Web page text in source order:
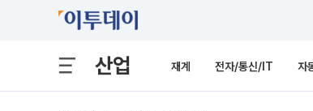
산업 재계 전자/통신/IT 자